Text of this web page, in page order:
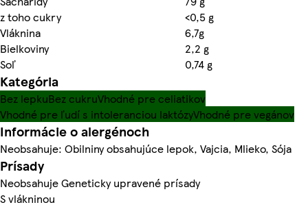
z toho cukry
<0,5 g
Vláknina
6,7g
Bielkoviny
2,2 g
Soľ
0,74 g
Kategória
Bez lepkuBez cukruVhodné pre celiatikov
Vhodné pre ľudí s intoleranciou laktózyVhodné pre vegánov
Informácie o alergénoch
Neobsahuje: Obilniny obsahujúce lepok, Vajcia, Mlieko, Sója
Prísady
Neobsahuje Geneticky upravené prísady
S vlákninou